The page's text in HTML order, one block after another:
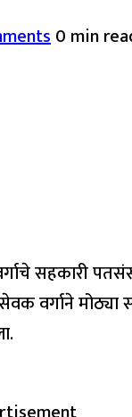
0 min
सहकारी
वर्गाने